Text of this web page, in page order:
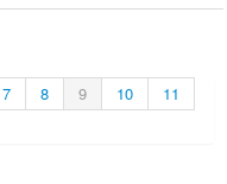
7 8 9 10
11